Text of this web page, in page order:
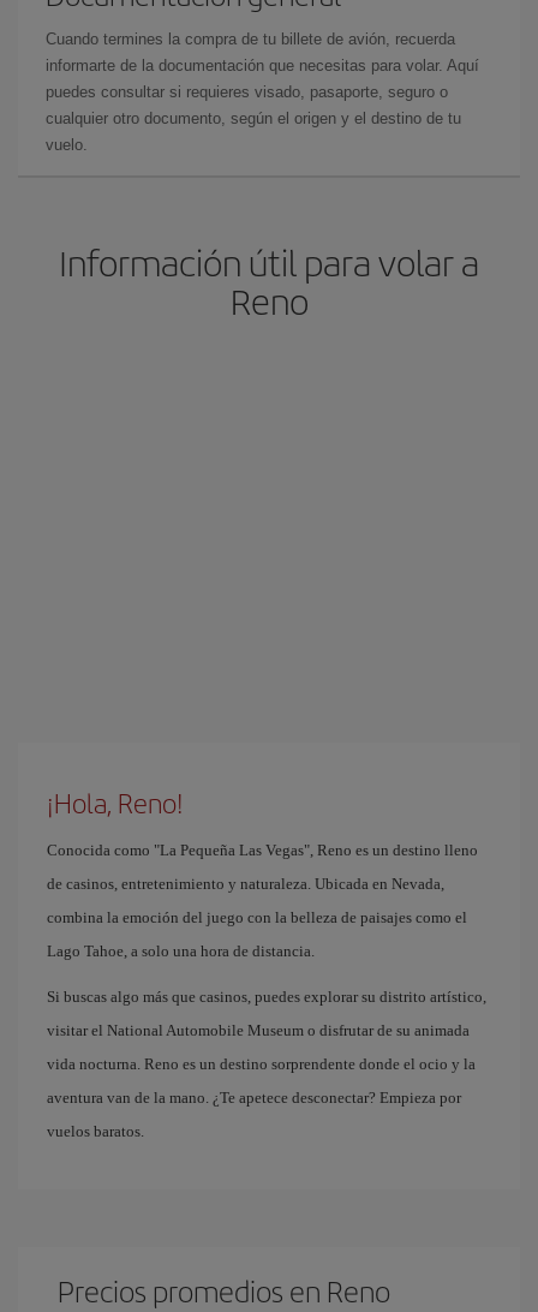
Cuando termines la compra de tu billete de avión, recuerda
informarte de la documentación que necesitas para volar. Aquí
puedes consultar si requieres visado, pasaporte, seguro o
cualquier otro documento, según el origen y el destino de tu
vuelo.
Información útil para volar a
Reno
¡Hola, Reno!
Conocida como "La Pequeña Las Vegas", Reno es un destino lleno
de casinos, entretenimiento y naturaleza. Ubicada en Nevada,
combina la emoción del juego con la belleza de paisajes como el
Lago Tahoe, a solo una hora de distancia.
Si buscas algo más que casinos, puedes explorar su distrito artístico,
visitar el National Automobile Museum o disfrutar de su animada
vida nocturna. Reno es un destino sorprendente donde el ocio y la
aventura van de la mano. ¿Te apetece desconectar? Empieza por
vuelos baratos.
Precios promedios en Reno